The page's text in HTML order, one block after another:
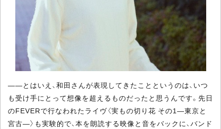
――とはいえ、和田さんが表現してきたことというのは、いつ
も受け手にとって想像を超えるものだったと思うんです。先日
のFEVERで行なわれたライヴ〈実もの切り花 その1―東京と
宮古―〉も実験的で、本を朗読する映像と音をバックに、バンド